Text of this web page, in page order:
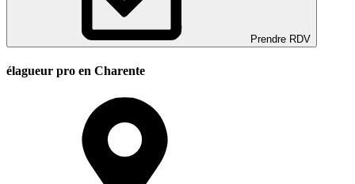
Prendre RDV
élagueur pro en Charente